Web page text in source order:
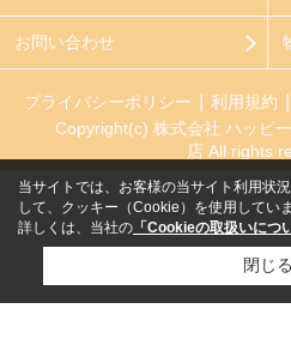
お問い合わせ
プライバシーポリシー 利用規約
Copyright(c) 株式会社 ハッピ
店 All rights
当サイトでは、お客様の当サイト利用状
して、クッキー（Cookie）を使用していま
詳しくは、当社の 「Cookieの取扱いにつ
閉じる